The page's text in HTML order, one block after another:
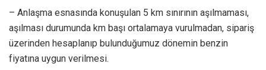
– Anlaşma esnasında konuşulan 5 km sınırının aşılmaması,
aşılması durumunda km başı ortalamaya vurulmadan, sipariş
üzerinden hesaplanıp bulunduğumuz dönemin benzin
fiyatına uygun verilmesi.